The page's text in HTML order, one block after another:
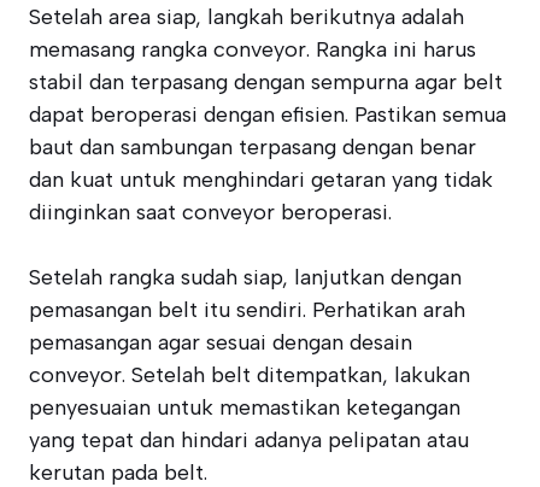
Setelah area siap, langkah berikutnya adalah
memasang rangka conveyor. Rangka ini harus
stabil dan terpasang dengan sempurna agar belt
dapat beroperasi dengan efisien. Pastikan semua
baut dan sambungan terpasang dengan benar
dan kuat untuk menghindari getaran yang tidak
diinginkan saat conveyor beroperasi.
Setelah rangka sudah siap, lanjutkan dengan
pemasangan belt itu sendiri. Perhatikan arah
pemasangan agar sesuai dengan desain
conveyor. Setelah belt ditempatkan, lakukan
penyesuaian untuk memastikan ketegangan
yang tepat dan hindari adanya pelipatan atau
kerutan pada belt.